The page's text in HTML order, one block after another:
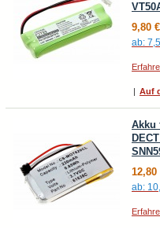
9,80 €
ab:
| Auf
Akku
12,80
ab: